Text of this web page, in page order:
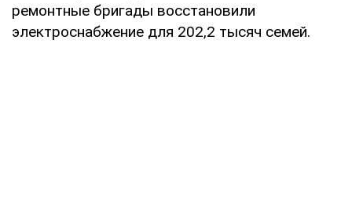
ремонтные бригады восстановили
электроснабжение для 202,2 тысяч семей.